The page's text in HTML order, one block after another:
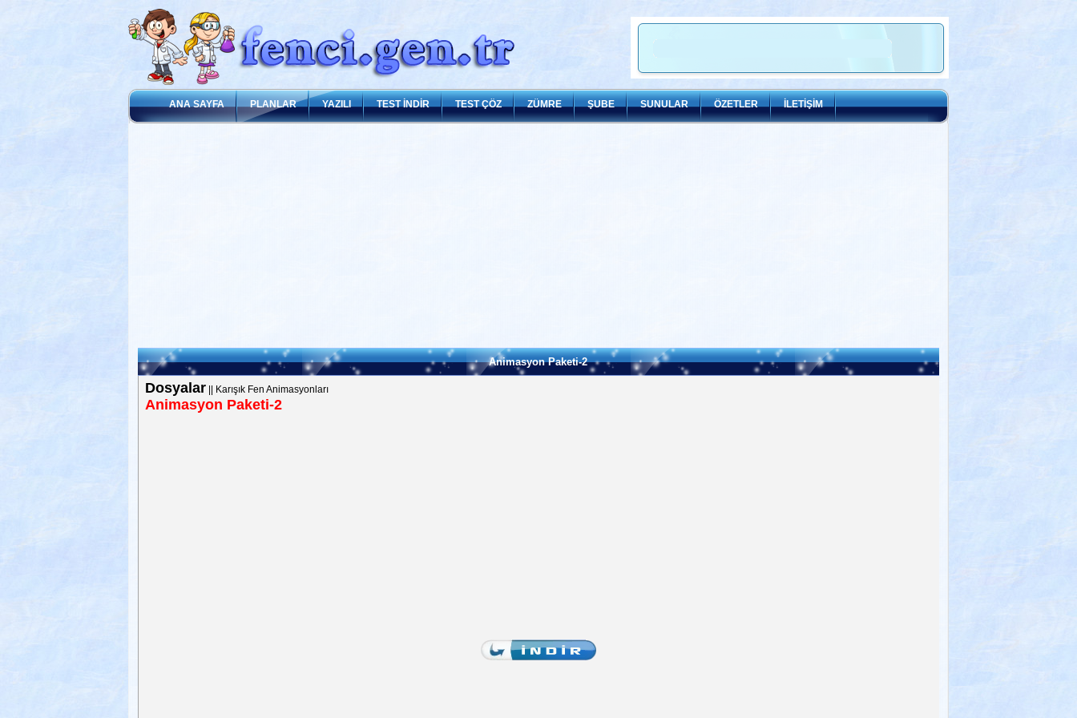
ANA SAYFA PLANLAR YAZILI TEST İNDİR TEST ÇÖZ ZÜMRE ŞUBE SUNULAR ÖZETLER İLETİŞİM
Animasyon Paketi-2
Dosyalar|| Karışık Fen Animasyonları
Animasyon Paketi-2